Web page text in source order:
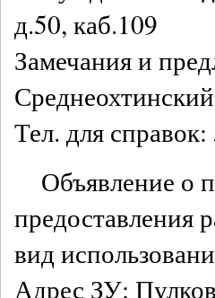
д.50, каб.109
Замечания и
Тел. для
Объявление о
предоставления
вид
Адрес ЗУ: